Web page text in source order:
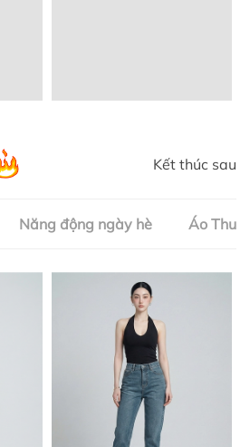
Kết thúc sau
Năng động ngày hè Áo Thun